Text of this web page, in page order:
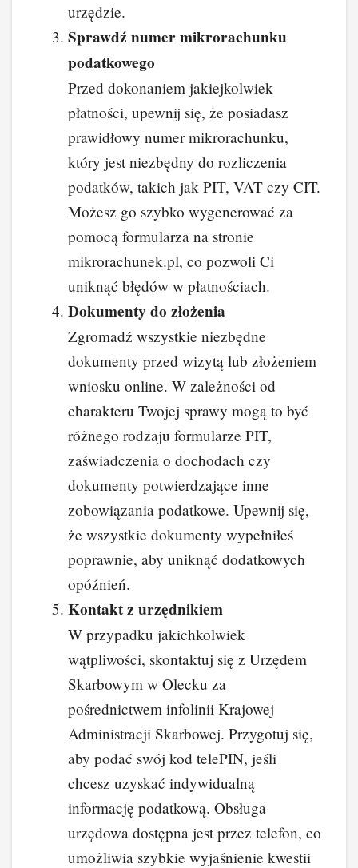
urzędzie.
Sprawdź numer mikrorachunku
podatkowego
Przed dokonaniem jakiejkolwiek
płatności, upewnij się, że posiadasz
prawidłowy numer mikrorachunku,
który jest niezbędny do rozliczenia
podatków, takich jak PIT, VAT czy CIT.
Możesz go szybko wygenerować za
pomocą formularza na stronie
mikrorachunek.pl, co pozwoli Ci
uniknąć błędów w płatnościach.
Dokumenty do złożenia
Zgromadź wszystkie niezbędne
dokumenty przed wizytą lub złożeniem
wniosku online. W zależności od
charakteru Twojej sprawy mogą to być
różnego rodzaju formularze PIT,
zaświadczenia o dochodach czy
dokumenty potwierdzające inne
zobowiązania podatkowe. Upewnij się,
że wszystkie dokumenty wypełniłeś
poprawnie, aby uniknąć dodatkowych
opóźnień.
Kontakt z urzędnikiem
W przypadku jakichkolwiek
wątpliwości, skontaktuj się z Urzędem
Skarbowym w Olecku za
pośrednictwem infolinii Krajowej
Administracji Skarbowej. Przygotuj się,
aby podać swój kod telePIN, jeśli
chcesz uzyskać indywidualną
informację podatkową. Obsługa
urzędowa dostępna jest przez telefon, co
umożliwia szybkie wyjaśnienie kwestii